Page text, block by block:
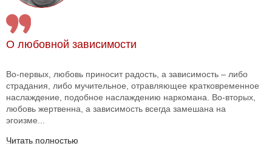
О любовной зависимости
Во-первых, любовь приносит радость, а зависимость – либо
страдания, либо мучительное, отравляющее кратковременное
наслаждение, подобное наслаждению наркомана. Во-вторых,
любовь жертвенна, а зависимость всегда замешана на
эгоизме...
Читать полностью